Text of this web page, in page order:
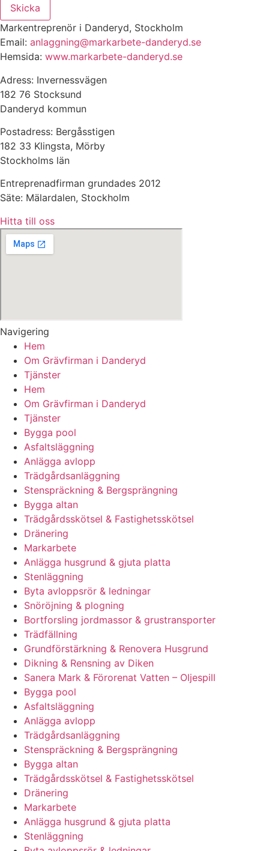
Skicka
Markentreprenör i Danderyd, Stockholm
Email: anlaggning@markarbete-danderyd.se
Hemsida: www.markarbete-danderyd.se
Adress: Invernessvägen
182 76 Stocksund
Danderyd kommun
Postadress: Bergåsstigen
182 33 Klingsta, Mörby
Stockholms län
Entreprenadfirman grundades 2012
Säte: Mälardalen, Stockholm
Hitta till oss
Navigering
Hem
Om Grävfirman i Danderyd
Tjänster
Hem
Om Grävfirman i Danderyd
Tjänster
Bygga pool
Asfaltsläggning
Anlägga avlopp
Trädgårdsanläggning
Stenspräckning & Bergsprängning
Bygga altan
Trädgårdsskötsel & Fastighetsskötsel
Dränering
Markarbete
Anlägga husgrund & gjuta platta
Stenläggning
Byta avloppsrör & ledningar
Snöröjning & plogning
Bortforsling jordmassor & grustransporter
Trädfällning
Grundförstärkning & Renovera Husgrund
Dikning & Rensning av Diken
Sanera Mark & Förorenat Vatten – Oljespill
Bygga pool
Asfaltsläggning
Anlägga avlopp
Trädgårdsanläggning
Stenspräckning & Bergsprängning
Bygga altan
Trädgårdsskötsel & Fastighetsskötsel
Dränering
Markarbete
Anlägga husgrund & gjuta platta
Stenläggning